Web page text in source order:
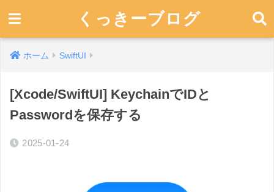
くっきーブログ
ホーム SwiftUI
[Xcode/SwiftUI] KeychainでIDと
Passwordを保存する
2025-01-24